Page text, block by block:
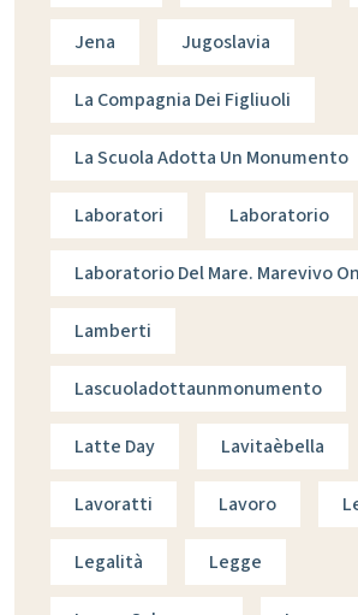
Jena Jugoslavia
La Compagnia Dei Figliuoli
La Scuola Adotta Un Monumento
Laboratori Laboratorio
Laboratorio Del Mare. Marevivo
Lamberti
Lascuoladottaunmonumento
Latte Day Lavitaèbella
Lavoratti Lavoro
Legalità Legge